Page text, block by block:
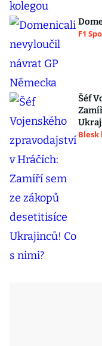
F1
Šéf
Blesk